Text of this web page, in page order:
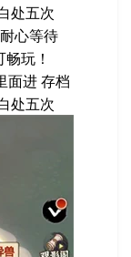
处五次
心等待
玩！
面进 存档
处五次